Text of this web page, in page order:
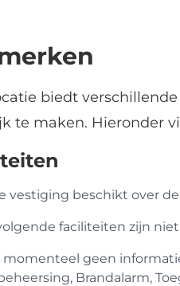
biedt
te maken. Hieronder
vestiging beschikt over
faciliteiten zijn
momenteel geen
Brandalarm,